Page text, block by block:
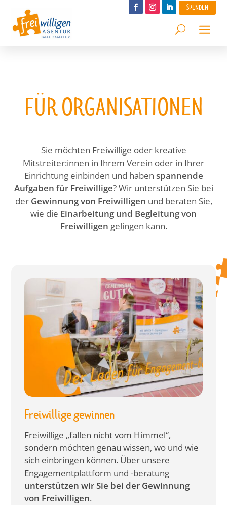
SPENDEN
FÜR ORGANISATIONEN
Sie möchten Freiwillige oder kreative
Mitstreiter:innen in Ihrem Verein oder in Ihrer
Einrichtung einbinden und haben spannende
Aufgaben für Freiwillige? Wir unterstützen Sie bei
der Gewinnung von Freiwilligen und beraten Sie,
wie die Einarbeitung und Begleitung von
Freiwilligen gelingen kann.
Freiwillige gewinnen
Freiwillige „fallen nicht vom Himmel“,
sondern möchten genau wissen, wo und wie
sich einbringen können. Über unsere
Engagementplattform und -beratung
unterstützen wir Sie bei der Gewinnung
von Freiwilligen.